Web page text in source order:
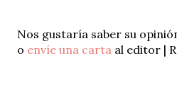
P
u
Nos gustaría saber su
o envíe una carta al editor |